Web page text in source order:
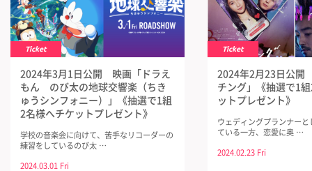
Ticket
2024年3月1日公開 映画「ドラえ
もん のび太の地球交響楽（ちき
ゅうシンフォニー）」《抽選で1組
2名様へチケットプレゼント》
学校の音楽会に向けて、苦手なリコーダーの
練習をしているのび太 …
2024.03.01 Fri
Ticket
2024年2月23日公
チング」《抽選で1
ットプレゼント》
ウェディングプランナー
ている一方、恋愛に奥 …
2024.02.23 Fri